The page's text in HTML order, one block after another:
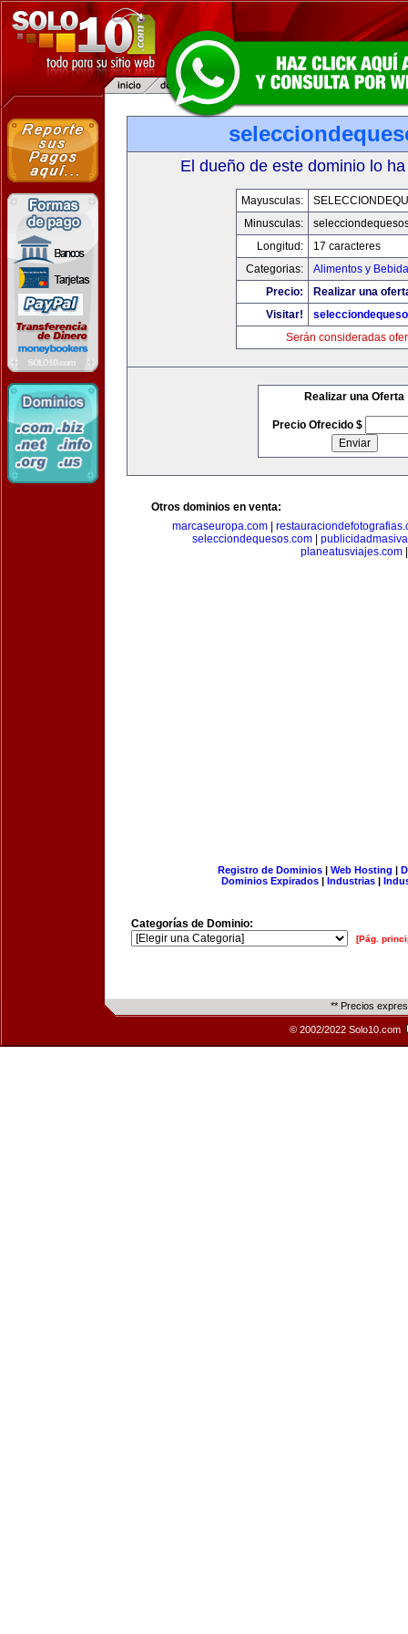
El dueño de este dominio lo
Mayusculas:
Minusculas:
Longitud:
17 caracteres
Categorias:
Alimentos y
Precio:
Realizar una
Visitar!
Serán consideradas
Realizar una Oferta
Precio Ofrecido $
Otros dominios en venta:
marcaseuropa.com|
selecciondequesos.com
planeatusviajes.com
Registro de Dominios| Web Hosting |
Dominios Expirados | Industrias |
Categorías de Dominio:
[Pág.
** Precios
© 2002/2022 Solo10.com